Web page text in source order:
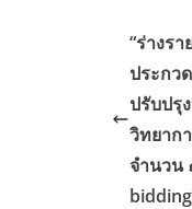
“ร่างร
ประกว
ปรับปรุ
วิทยาก
จำนวน